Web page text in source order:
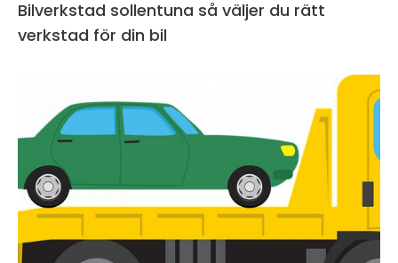
Bilverkstad sollentuna så väljer du rätt
verkstad för din bil